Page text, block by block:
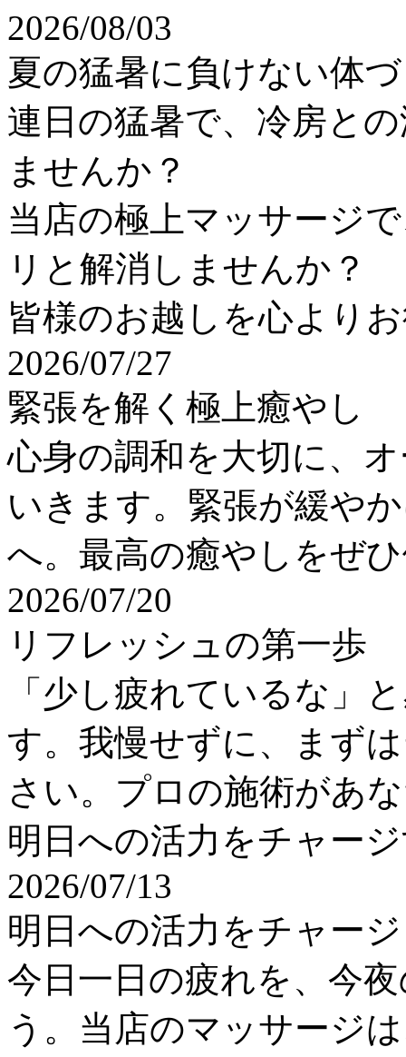
2026/08/03
夏の猛暑に負けない体
連日の猛暑で、冷房と
ませんか？
当店の極上マッサージ
リと解消しませんか？
皆様のお越しを心より
2026/07/27
緊張を解く極上癒やし
心身の調和を大切に、
いきます。緊張が緩や
へ。最高の癒やしをぜ
2026/07/20
リフレッシュの第一歩
「少し疲れているな」
す。我慢せずに、まず
さい。プロの施術があ
明日への活力をチャー
2026/07/13
明日への活力をチャージ
今日一日の疲れを、今
う。当店のマッサージ